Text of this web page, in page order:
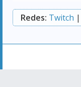
Redes: Twitch |